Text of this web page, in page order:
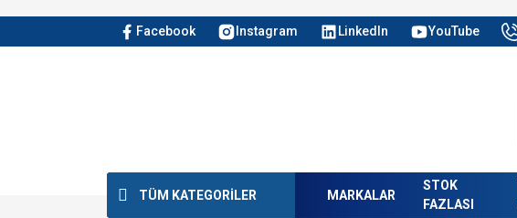
Facebook Instagram LinkedIn YouTube
TÜM KATEGORİLER MARKALAR
STOK
FAZLASI